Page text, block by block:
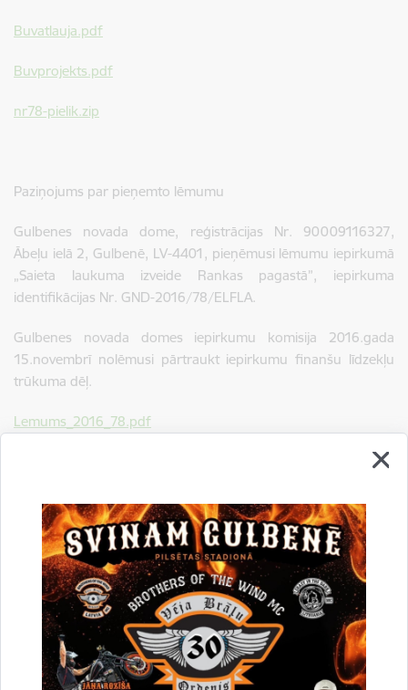
Buvatlauja.pdf
Buvprojekts.pdf
nr78-pielik.zip
Paziņojums par pieņemto lēmumu
Gulbenes novada dome, reģistrācijas Nr. 90009116327,
Ābeļu ielā 2, Gulbenē, LV-4401, pieņēmusi lēmumu iepirkumā
„Saieta laukuma izveide Rankas pagastā”, iepirkuma
identifikācijas Nr. GND-2016/78/ELFLA.
Gulbenes novada domes iepirkumu komisija 2016.gada
15.novembrī nolēmusi pārtraukt iepirkumu finanšu līdzekļu
trūkuma dēļ.
Lemums_2016_78.pdf
Drukāt lapu
Dalīties